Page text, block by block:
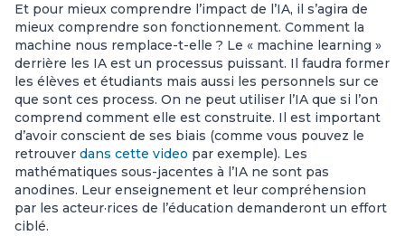
Et pour mieux comprendre l’impact de l’IA, il s’agira de
mieux comprendre son fonctionnement. Comment la
machine nous remplace-t-elle ? Le « machine learning »
derrière les IA est un processus puissant. Il faudra former
les élèves et étudiants mais aussi les personnels sur ce
que sont ces process. On ne peut utiliser l’IA que si l’on
comprend comment elle est construite. Il est important
d’avoir conscient de ses biais (comme vous pouvez le
retrouver dans cette video par exemple). Les
mathématiques sous-jacentes à l’IA ne sont pas
anodines. Leur enseignement et leur compréhension
par les acteur·rices de l’éducation demanderont un effort
ciblé.